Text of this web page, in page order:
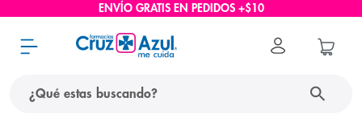
ENVÍO GRATIS EN PEDIDOS +$10